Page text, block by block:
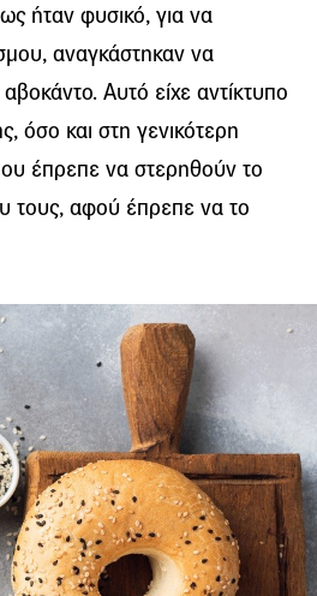
ήταν φυσικό, για να
αναγκάστηκαν να
Αυτό είχε αντίκτυπο
όσο και στη γενικότερη
έπρεπε να στερηθούν το
τους, αφού έπρεπε να το